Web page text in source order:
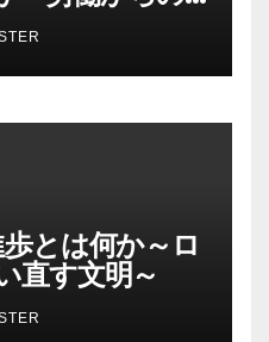
を考える～
とは何か～ロ
直す文明～